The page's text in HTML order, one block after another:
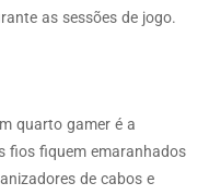
as sessões de jogo.
quarto gamer é a
fios fiquem emaranhados
de cabos e